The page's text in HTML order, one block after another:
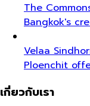
The
Bangkok's
Velaa
Ploenchit
เกี่ยวกับเรา